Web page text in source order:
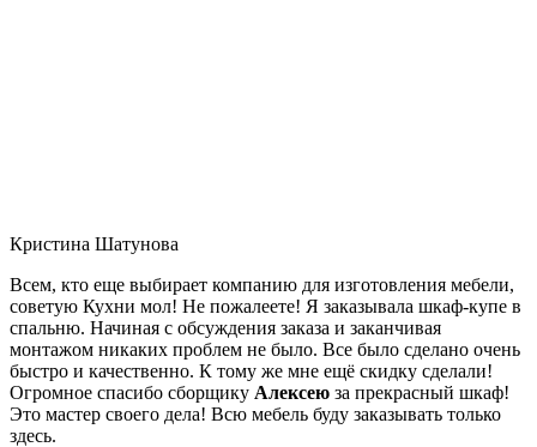
Кристина Шатунова
Всем, кто еще выбирает компанию для изготовления мебели,
советую Кухни мол! Не пожалеете! Я заказывала шкаф-купе в
спальню. Начиная с обсуждения заказа и заканчивая
монтажом никаких проблем не было. Все было сделано очень
быстро и качественно. К тому же мне ещё скидку сделали!
Огромное спасибо сборщику Алексею за прекрасный шкаф!
Это мастер своего дела! Всю мебель буду заказывать только
здесь.